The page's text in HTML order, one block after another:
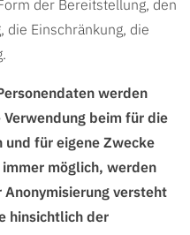
der Bereitstellung, den
die Einschränkung, die
werden
beim für die
für eigene Zwecke
möglich, werden
versteht
hinsichtlich der